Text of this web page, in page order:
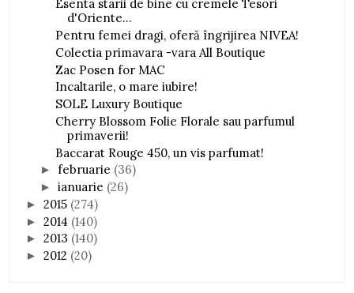
Esenta starii de bine cu cremele Tesori
d'Oriente...
Pentru femei dragi, oferă îngrijirea NIVEA!
Colectia primavara -vara All Boutique
Zac Posen for MAC
Incaltarile, o mare iubire!
SOLE Luxury Boutique
Cherry Blossom Folie Florale sau parfumul
primaverii!
Baccarat Rouge 450, un vis parfumat!
►februarie (36)
►ianuarie (26)
►2015 (274)
►2014 (140)
►2013 (140)
►2012 (20)